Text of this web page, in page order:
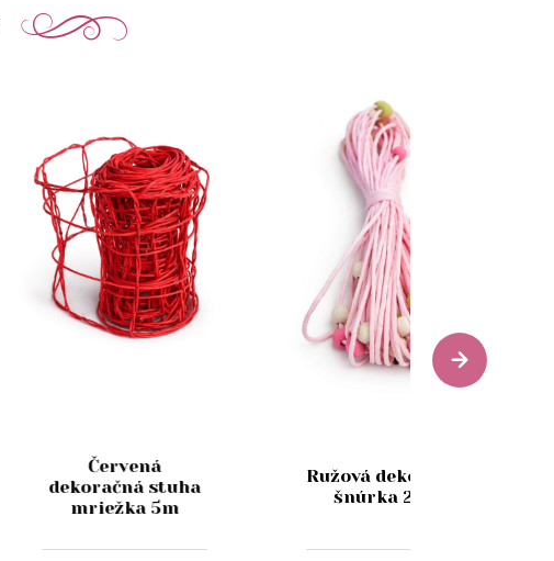
Červená
dekoračná stuha
mriežka 5m
Ružová dekoračná
šnúrka 20m